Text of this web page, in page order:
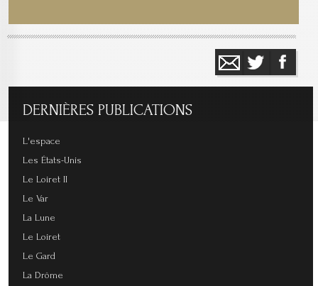
DERNIÈRES PUBLICATIONS
L'espace
Les États-Unis
Le Loiret II
Le Var
La Lune
Le Loiret
Le Gard
La Drôme